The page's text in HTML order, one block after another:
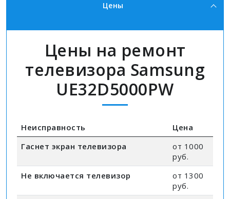
Цены
Цены на ремонт
телевизора Samsung
UE32D5000PW
Неисправность
Цена
Гаснет экран телевизора
от 1000
руб.
Не включается телевизор
от 1300
руб.